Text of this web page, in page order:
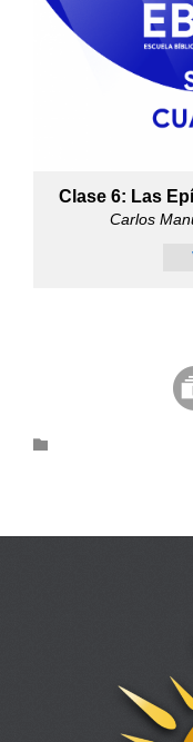
Clase 6: Las
Carlos
